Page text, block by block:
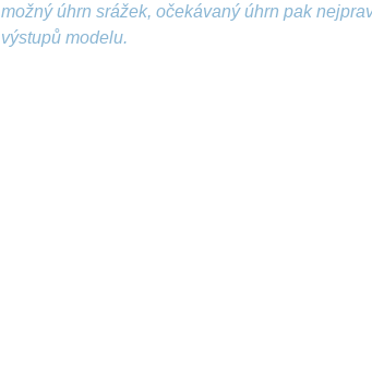
možný úhrn srážek, očekávaný úhrn pak
výstupů modelu.